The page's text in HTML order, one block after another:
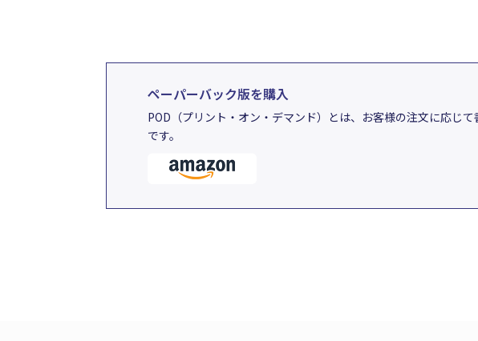
ペーパーバック版を購入
POD（プリント・オン・デマンド）とは、お客様の注文に応じ
です。